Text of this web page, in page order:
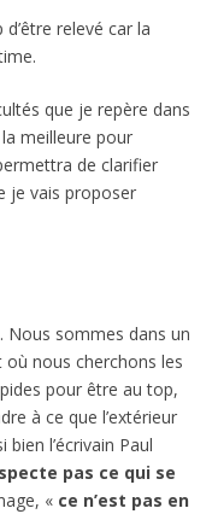
relevé car la
que je repère dans
meilleure pour
de clarifier
je vais proposer
Nous sommes dans un
nous cherchons les
pour être au top,
à ce que l’extérieur
l’écrivain Paul
pas ce qui se
« ce n’est pas en